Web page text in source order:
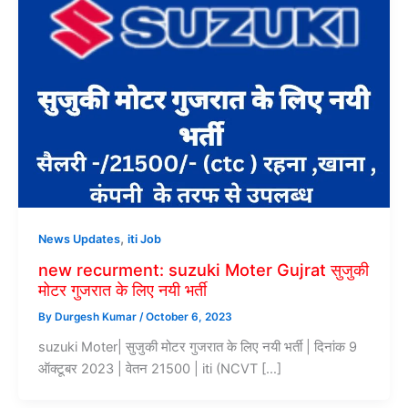
News Updates, iti Job
new recurment: suzuki Moter Gujrat सुजुकी
मोटर गुजरात के लिए नयी भर्ती
By Durgesh Kumar /October 6, 2023
suzuki Moter| सुजुकी मोटर गुजरात के लिए नयी भर्ती | दिनांक 9
ऑक्टूबर 2023 | वेतन 21500 | iti (NCVT […]